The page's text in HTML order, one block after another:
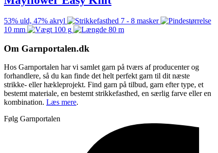
53% uld, 47% akryl
7 - 8 masker
10 mm
100 g 80 m
Om Garnportalen.dk
Hos Garnportalen har vi samlet garn på tværs af producenter og
forhandlere, så du kan finde det helt perfekt garn til dit næste
strikke- eller hækleprojekt. Find garn på tilbud, garn efter type, et
bestemt materiale, en bestemt strikkefasthed, en særlig farve eller en
kombination. Læs mere.
Følg Garnportalen